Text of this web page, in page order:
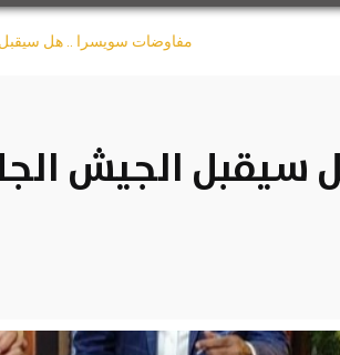
مفاوضات سويسرا .. هل
سيقبل الجيش